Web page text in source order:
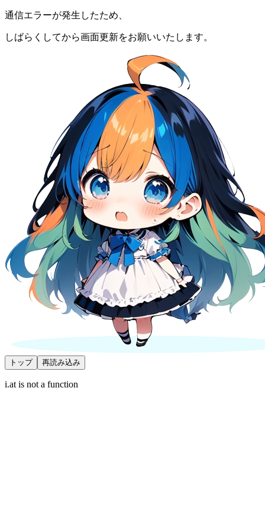
通信エラーが発生したため、
しばらくしてから画面更新をお願いいたします。
トップ 再読み込み
i.at is not a function